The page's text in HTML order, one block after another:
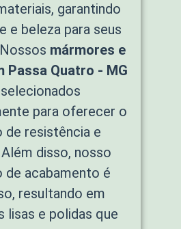
garantindo
e beleza para seus
mármores e
Passa Quatro - MG
para oferecer o
de resistência e
disso, nosso
de acabamento é
resultando em
lisas e polidas que